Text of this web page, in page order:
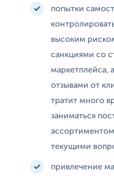
попытки
высоким
санкциями со
маркетплейса,
отзывами от
тратит много
заниматься
текущими
привлечение